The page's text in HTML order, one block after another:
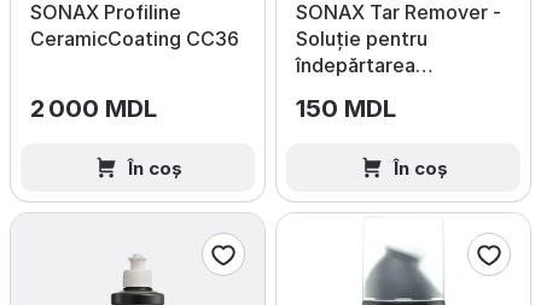
SONAX Profiline
CeramicCoating CC36
2 000 MDL
În coș
SONAX Tar Remover -
Soluție pentru
îndepărtarea
150 MDL
În coș